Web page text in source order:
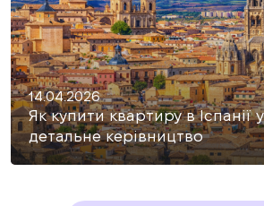
14.04.2026
Як купити квартиру в Іспанії
детальне керівництво